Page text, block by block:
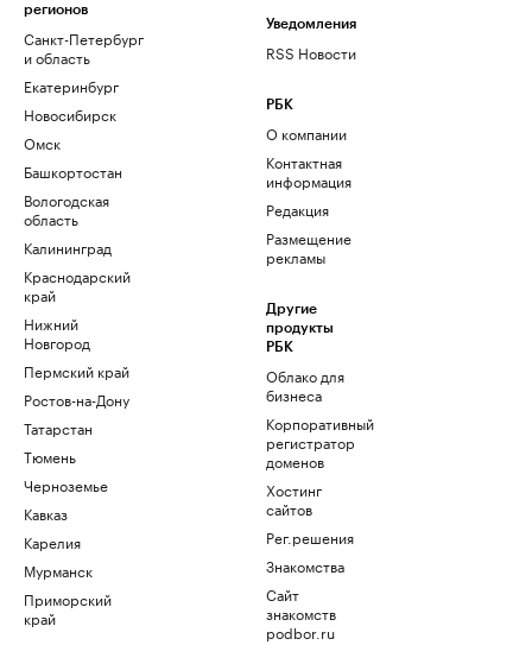
регионов
Санкт-Петербург
и область
Екатеринбург
Новосибирск
Омск
Башкортостан
Вологодская
область
Калининград
Краснодарский
край
Нижний
Новгород
Пермский край
Ростов-на-Дону
Татарстан
Тюмень
Черноземье
Кавказ
Карелия
Мурманск
Приморский
край
Уведомления
RSS Новости
РБК
О компании
Контактная
информация
Редакция
Размещение
рекламы
Другие
продукты
РБК
Облако для
бизнеса
Корпоративный
регистратор
доменов
Хостинг
сайтов
Рег.решения
Знакомства
Сайт
знакомств
podbor.ru